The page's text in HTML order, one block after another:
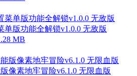
单版功能全解锁v1.0.0 无敌版
MB
像素地牢冒险v6.1.0 无限血版